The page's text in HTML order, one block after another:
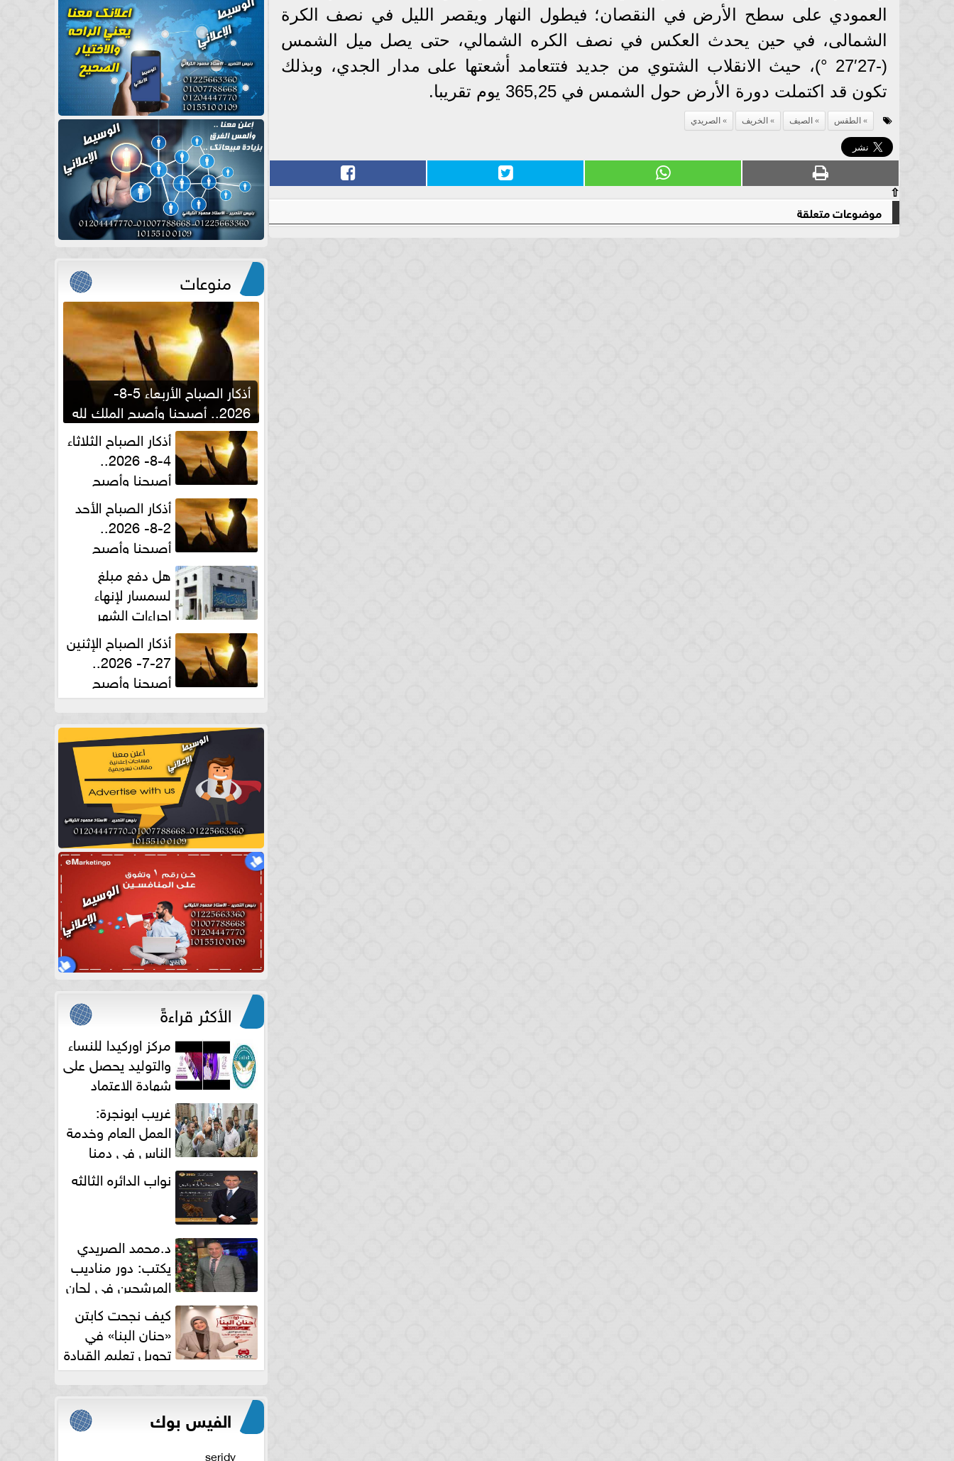
العمودي على سطح الأرض في النقصان؛ فيطول النهار ويقصر الليل في نصف الكرة
الشمالى، في حين يحدث العكس في نصف الكره الشمالي، حتى يصل ميل الشمس
(-27′27 °)، حيث الانقلاب الشتوي من جديد فتتعامد أشعتها على مدار الجدي، وبذلك
تكون قد اكتملت دورة الأرض حول الشمس في 365,25 يوم تقريبا.
الطقس الصيف الخريف الصريدي
⇧
موضوعات متعلقة
منوعات
أذكار الصباح الأربعاء 5-8-
2026.. أصبحنا وأصبح الملك لله
والحمد لله
أذكار الصباح الثلاثاء
4-8- 2026..
أصبحنا وأصبح
الملك لله والحمد للهأذكار الصباح الأحد
2-8- 2026..
أصبحنا وأصبح
الملك لله والحمد للههل دفع مبلغ
لسمسار لإنهاء
إجراءات الشهر
العقارى حلال؟.. أمين الفتوى يجيب
أذكار الصباح الإثنين
27-7- 2026..
أصبحنا وأصبح
الملك لله والحمد لله
الأكثر قراءةً
مركز اوركيدا للنساء
والتوليد يحصل على
شهادة الاعتماد
الكامل
غريب ابونجرة:
العمل العام وخدمة
الناس فى دمنا
نواب الدائره الثالثه
د.محمد الصريدي
يكتب: دور مناديب
المرشحين في لجان
الانتخابات
كيف نجحت كابتن
«حنان البنا» في
تحويل تعليم القيادة
النسائية من خوف...
الفيس بوك
seridy